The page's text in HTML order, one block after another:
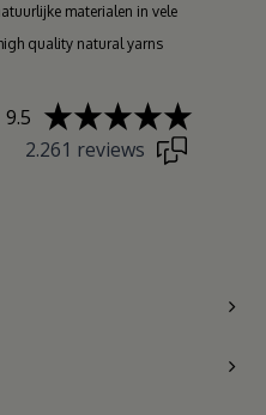
materialen in vele
quality natural yarns
9.5
2.261 reviews